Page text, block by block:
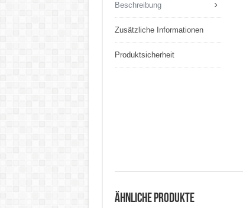
Beschreibung
Zusätzliche Informationen
Produktsicherheit
Ähnliche Produkte